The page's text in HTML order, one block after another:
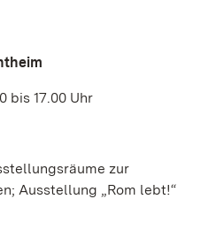
bis 17.00 Uhr
zur
Ausstellung „Rom lebt!“